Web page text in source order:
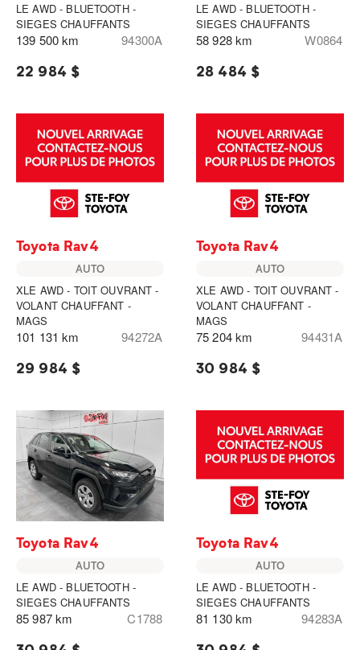
LE AWD - BLUETOOTH -
SIEGES CHAUFFANTS
139 500 km 94300A
22 984 $
LE AWD - BLUETOOTH -
SIEGES CHAUFFANTS
58 928 km W0864
28 484 $
Toyota Rav4
AUTO
XLE AWD - TOIT OUVRANT -
VOLANT CHAUFFANT -
MAGS
101 131 km 94272A
29 984 $
Toyota Rav4
AUTO
XLE AWD - TOIT OUVRANT -
VOLANT CHAUFFANT -
MAGS
75 204 km 94431A
30 984 $
Toyota Rav4
AUTO
LE AWD - BLUETOOTH -
SIEGES CHAUFFANTS
85 987 km C1788
Toyota Rav4
AUTO
LE AWD - BLUETOOTH -
SIEGES CHAUFFANTS
81 130 km 94283A